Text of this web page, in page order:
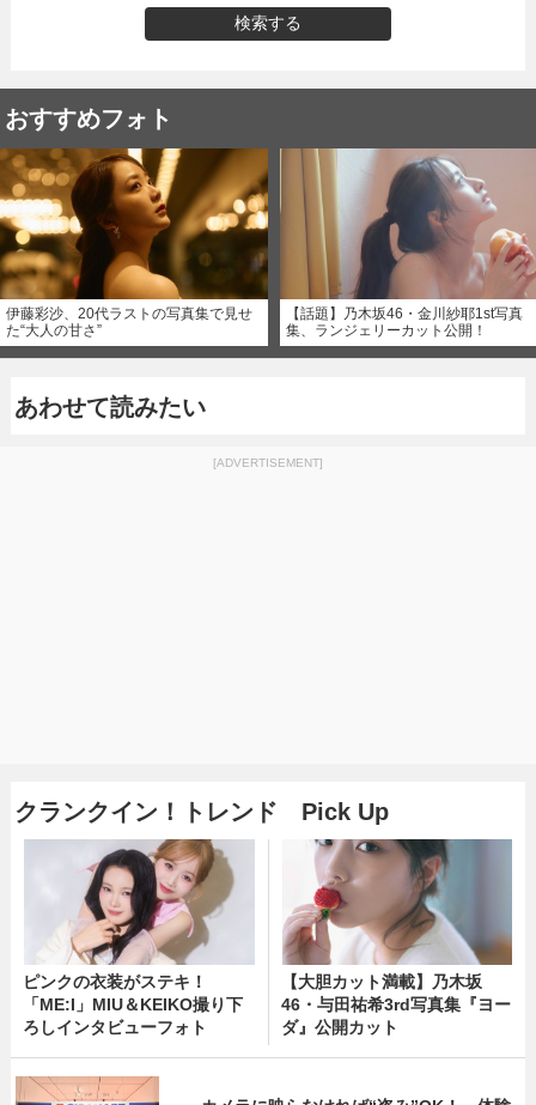
検索する
おすすめフォト
伊藤彩沙、20代ラストの写真集で見せ
た“大人の甘さ”
【話題】乃木坂46・金川紗耶1st写真
集、ランジェリーカット公開！
あわせて読みたい
[ADVERTISEMENT]
クランクイン！トレンド Pick Up
ピンクの衣装がステキ！
「ME:I」MIU＆KEIKO撮り下
ろしインタビューフォト
【大胆カット満載】乃木坂
46・与田祐希3rd写真集『ヨー
ダ』公開カット